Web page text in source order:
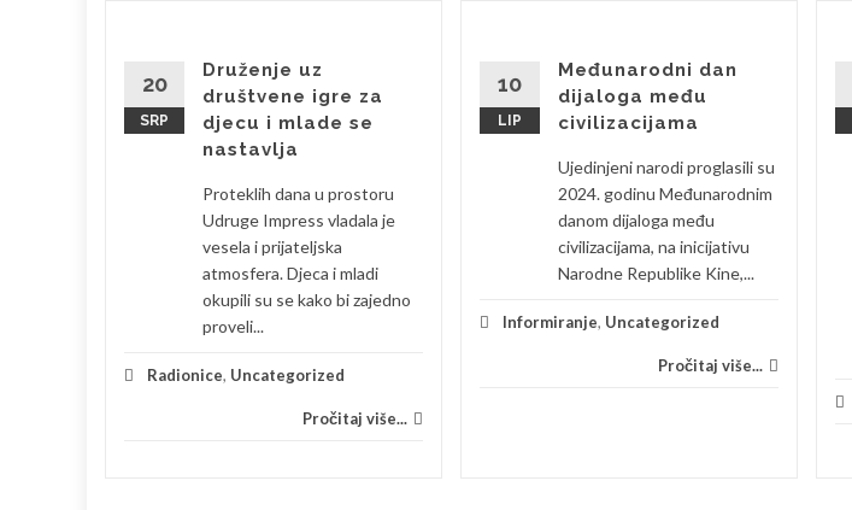
20
SRP
Druženje uz
društvene igre za
djecu i mlade se
nastavlja
Proteklih dana u prostoru
Udruge Impress vladala je
vesela i prijateljska
atmosfera. Djeca i mladi
okupili su se kako bi zajedno
proveli...
Radionice, Uncategorized
Pročitaj više...
10
LIP
Međunarodni dan
dijaloga među
civilizacijama
Ujedinjeni narodi proglasili su
2024. godinu Međunarodnim
danom dijaloga među
civilizacijama, na inicijativu
Narodne Republike Kine,...
Informiranje, Uncategorized
Pročitaj više...